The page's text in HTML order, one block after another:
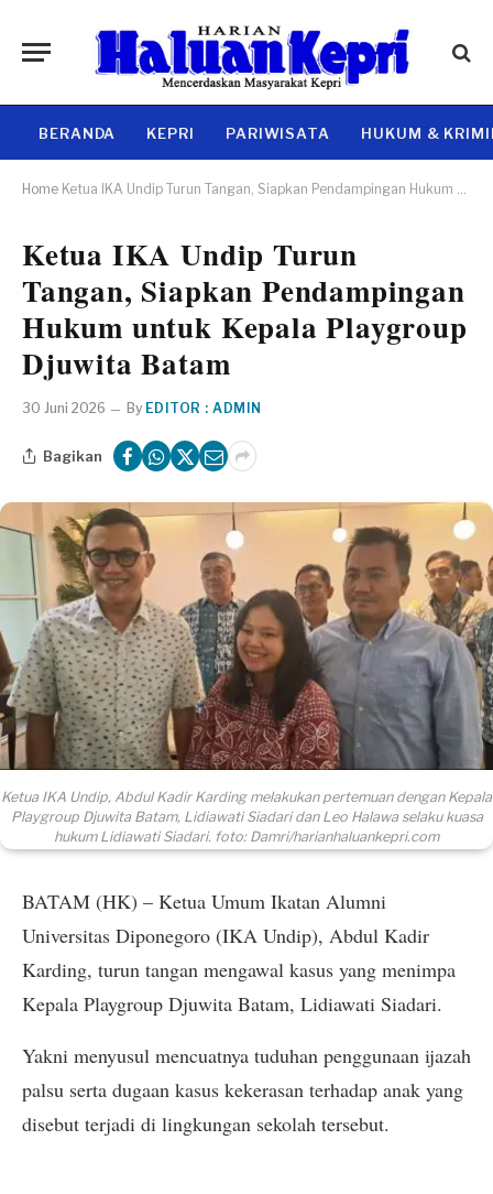
BERANDA KEPRI PARIWISATA HUKUM &
Home Ketua IKA Undip Turun Tangan, Siapkan Pendampingan Hukum untuk Kepala Playgroup Djuwita Batam
Ketua IKA Undip Turun
Tangan, Siapkan Pendampingan
Hukum untuk Kepala Playgroup
Djuwita Batam
30 Juni 2026 By EDITOR : ADMIN
Bagikan
Ketua IKA Undip, Abdul Kadir Karding melakukan pertemuan dengan Kepala
Playgroup Djuwita Batam, Lidiawati Siadari dan Leo Halawa selaku kuasa
hukum Lidiawati Siadari. foto: Damri/harianhaluankepri.com
BATAM (HK) – Ketua Umum Ikatan Alumni
Universitas Diponegoro (IKA Undip), Abdul Kadir
Karding, turun tangan mengawal kasus yang menimpa
Kepala Playgroup Djuwita Batam, Lidiawati Siadari.
Yakni menyusul mencuatnya tuduhan penggunaan ijazah
palsu serta dugaan kasus kekerasan terhadap anak yang
disebut terjadi di lingkungan sekolah tersebut.